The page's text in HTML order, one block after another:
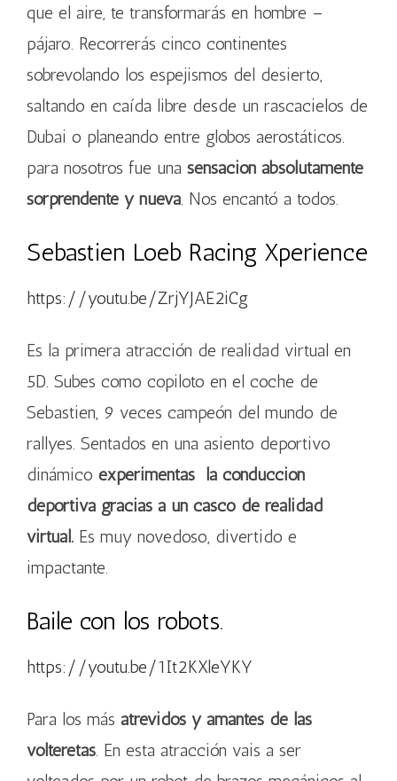
que el aire, te transformarás en hombre –
pájaro. Recorrerás cinco continentes
sobrevolando los espejismos del desierto,
saltando en caída libre desde un rascacielos de
Dubai o planeando entre globos aerostáticos.
para nosotros fue una sensación absolutamente
sorprendente y nueva . Nos encantó a todos.
Sebastien Loeb Racing Xperience
https://youtu.be/ZrjYJAE2iCg
Es la primera atracción de realidad virtual en
5D. Subes como copiloto en el coche de
Sebastien, 9 veces campeón del mundo de
rallyes. Sentados en una asiento deportivo
dinámico experimentas la conducción
deportiva gracias a un casco de realidad
virtual. Es muy novedoso, divertido e
impactante.
Baile con los robots.
https://youtu.be/1It2KXleYKY
Para los más atrevidos y amantes de las
volteretas . En esta atracción vais a ser